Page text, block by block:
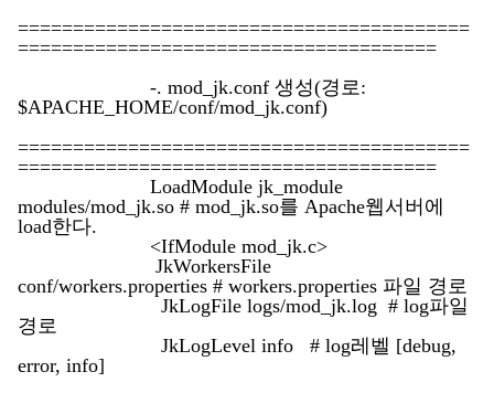
=========================================
======================================
-. mod_jk.conf 생성(경로:
$APACHE_HOME/conf/mod_jk.conf)
=========================================
======================================
LoadModule jk_module
modules/mod_jk.so # mod_jk.so를 Apache웹서버에
load한다.
<IfModule mod_jk.c>
JkWorkersFile
conf/workers.properties # workers.properties 파일 경로
JkLogFile logs/mod_jk.log # log파일
경로
JkLogLevel info # log레벨 [debug,
error, info]